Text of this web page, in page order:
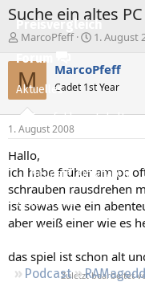
Preisvergleich
Forum
Aktuelles
Empfohlene Inhalte
Neueste Aktivitäten
Leserartikel
Regeln
Podcast
Suche ein altes
E
r
s
t
e
l
e
r
MarcoPfeff
E
s
e
t
1. August
M MarcoPfeff
Cadet 1st Year
1. August 2008
Hallo,
ich habe früher am pc
schrauben rausdrehen
ist sowas wie ein
aber weiß einer wie es
das spiel ist schon alt
Zuletzt bearbeitet